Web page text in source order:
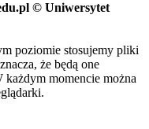
© Uniwersytet
poziomie stosujemy pliki
że będą one
każdym momencie można